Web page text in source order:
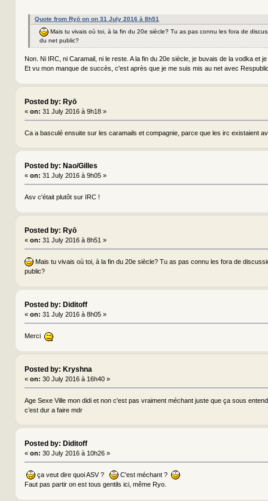
Quote from Ryō on on 31 July 2016 à 8h51
Mais tu vivais où toi, à la fin du 20e siècle? Tu as pas connu les fora de
du net public?
Non. Ni IRC, ni Caramail, ni le reste. A la fin du 20e siècle, je buvais de la vodka et
Et vu mon manque de succès, c'est après que je me suis mis au net avec
Posted by: Ryō
« on: 31 July 2016 à 9h18 »
Ca a basculé ensuite sur les caramails et compagnie, parce que les irc existaient
Posted by: Nao/Gilles
« on: 31 July 2016 à 9h05 »
Asv c'était plutôt sur IRC !
Posted by: Ryō
« on: 31 July 2016 à 8h51 »
Mais tu vivais où toi, à la fin du 20e siècle? Tu as pas connu les fora de
public?
Posted by: Diditoff
« on: 31 July 2016 à 8h05 »
Merci
Posted by: Kryshna
« on: 30 July 2016 à 16h40 »
Age Sexe Ville mon didi et non c'est pas vraiment méchant juste que ça sous
c’est dur a faire mdr
Posted by: Diditoff
« on: 30 July 2016 à 10h26 »
ça veut dire quoi ASV ?
C'est méchant ?
Faut pas partir on est tous gentils ici, même Ryo.